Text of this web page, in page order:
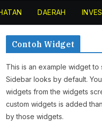
DAERAH
Contoh Widget
This is an example widget to
Sidebar looks by default.
widgets from the widgets
custom widgets is added
by those widgets.